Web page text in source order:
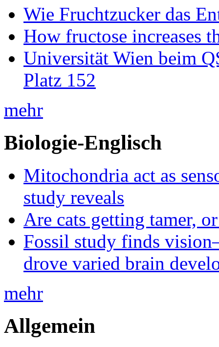
Wie Fruchtzucker das
How fructose increases
Universität Wien beim
Platz 152
mehr
Biologie-Englisch
Mitochondria act as
study reveals
Are cats getting tamer,
Fossil study finds
drove varied brain
mehr
Allgemein